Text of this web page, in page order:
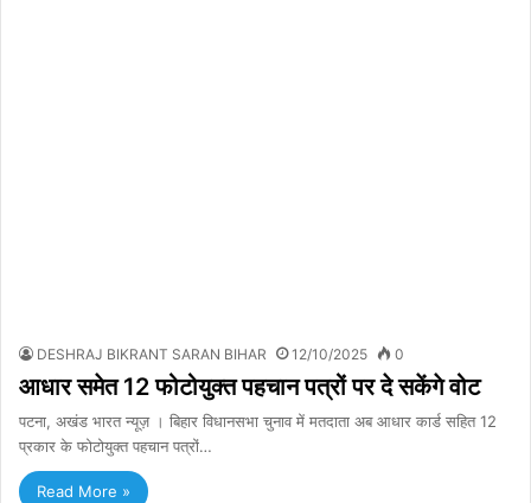
DESHRAJ BIKRANT SARAN BIHAR 12/10/2025 0
आधार समेत 12 फोटोयुक्त पहचान पत्रों पर दे सकेंगे वोट
पटना, अखंड भारत न्यूज़ । बिहार विधानसभा चुनाव में मतदाता अब आधार कार्ड सहित 12
प्रकार के फोटोयुक्त पहचान पत्रों…
Read More »